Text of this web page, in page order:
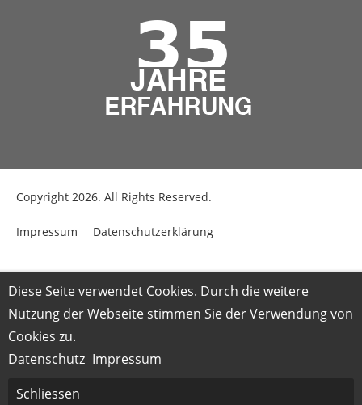
Copyright 2026. All Rights Reserved.
Impressum Datenschutzerklärung
Diese Seite verwendet Cookies. Durch die weitere
Nutzung der Webseite stimmen Sie der Verwendung von
Cookies zu.
Datenschutz Impressum
Schliessen